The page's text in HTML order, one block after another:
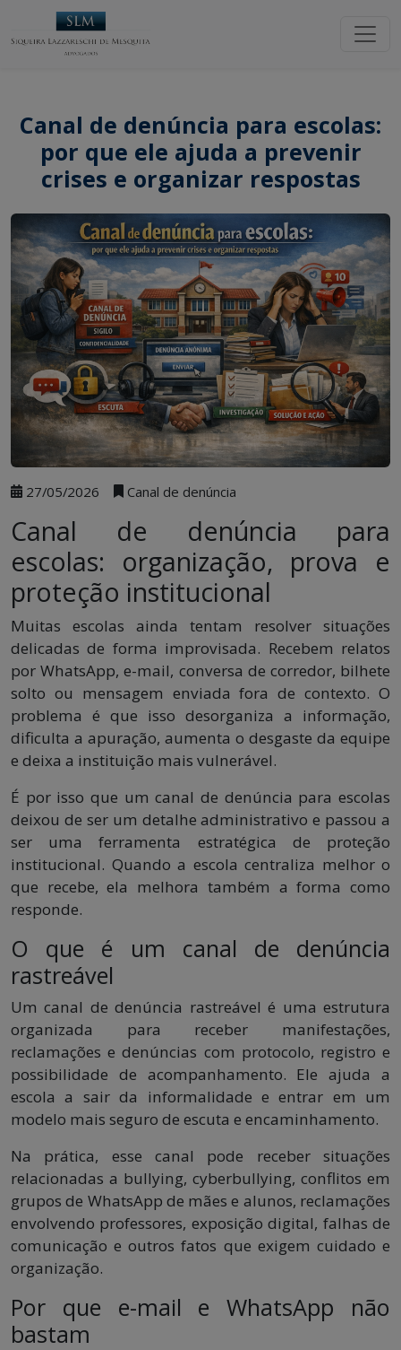
Canal de denúncia para escolas:
por que ele ajuda a prevenir
crises e organizar respostas
27/05/2026 Canal de denúncia
Canal de denúncia para
escolas: organização, prova e
proteção institucional
Muitas escolas ainda tentam resolver situações
delicadas de forma improvisada. Recebem relatos
por WhatsApp, e-mail, conversa de corredor, bilhete
solto ou mensagem enviada fora de contexto. O
problema é que isso desorganiza a informação,
dificulta a apuração, aumenta o desgaste da equipe
e deixa a instituição mais vulnerável.
É por isso que um canal de denúncia para escolas
deixou de ser um detalhe administrativo e passou a
ser uma ferramenta estratégica de proteção
institucional. Quando a escola centraliza melhor o
que recebe, ela melhora também a forma como
responde.
O que é um canal de denúncia
rastreável
Um canal de denúncia rastreável é uma estrutura
organizada para receber manifestações,
reclamações e denúncias com protocolo, registro e
possibilidade de acompanhamento. Ele ajuda a
escola a sair da informalidade e entrar em um
modelo mais seguro de escuta e encaminhamento.
Na prática, esse canal pode receber situações
relacionadas a bullying, cyberbullying, conflitos em
grupos de WhatsApp de mães e alunos, reclamações
envolvendo professores, exposição digital, falhas de
comunicação e outros fatos que exigem cuidado e
organização.
Por que e-mail e WhatsApp não
bastam